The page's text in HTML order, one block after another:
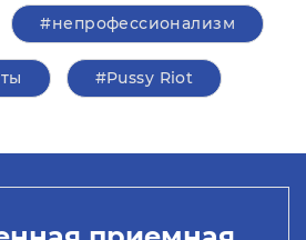
#непрофессионализм
#Pussy Riot